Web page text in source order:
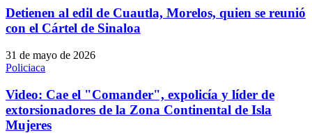
Detienen al edil de Cuautla, Morelos, quien se reunió
con el Cártel de Sinaloa
31 de mayo de 2026
Policiaca
Video: Cae el "Comander", expolicía y líder de
extorsionadores de la Zona Continental de Isla
Mujeres